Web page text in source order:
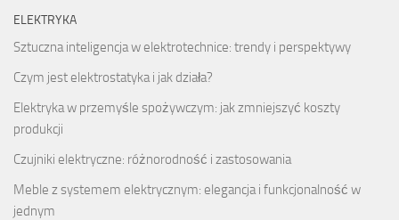
ELEKTRYKA
Sztuczna inteligencja w elektrotechnice: trendy i perspektywy
Czym jest elektrostatyka i jak działa?
Elektryka w przemyśle spożywczym: jak zmniejszyć koszty
produkcji
Czujniki elektryczne: różnorodność i zastosowania
Meble z systemem elektrycznym: elegancja i funkcjonalność w
jednym